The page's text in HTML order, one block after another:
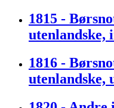
1815 -
utenlandske,
1816 -
utenlandske,